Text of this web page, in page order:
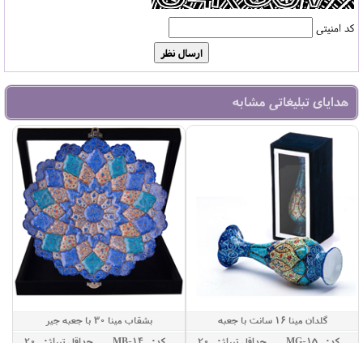
کد امنیتی
هدایای تبلیغاتی مشابه
گلدان مینا 16 سانت با جعبه
بشقاب مینا 30 با جعبه جیر